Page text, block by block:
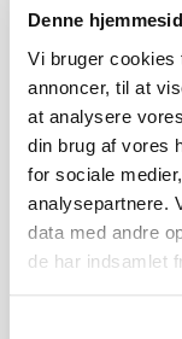
Denne
Vi bruger cookies
annoncer, til at
at analysere
din brug af vores
for sociale
analysepartnere.
data med andre
de har indsamlet